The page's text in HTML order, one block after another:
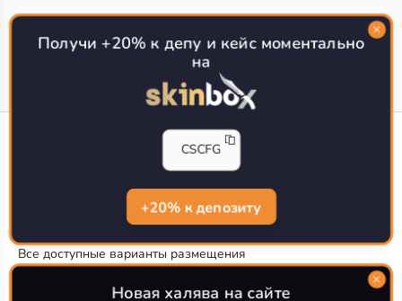
Топ сайтов с халявой КС 2
О проекте
CS-CONFIG.com © 2020-2026 г.
Политика конфиденциальности
РЕКЛАМА НА САЙТЕ
Все доступные варианты размещения
Согласие на обработку данных
О CS-CONFIG.COM
Получи +20% к депу и кейс моментально
на
CSCFG
+20% к депозиту
Новая халява на сайте